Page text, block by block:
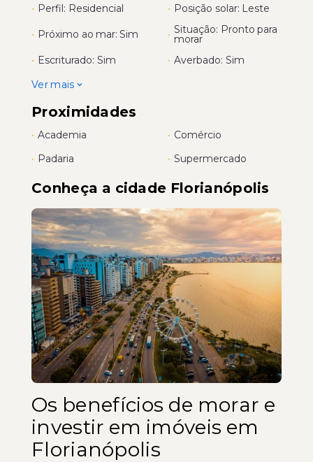
• Perfil: Residencial • Posição solar: Leste
• Próximo ao mar: Sim • Situação: Pronto para
morar
• Escriturado: Sim • Averbado: Sim
Ver mais
Proximidades
• Academia • Comércio
• Padaria • Supermercado
Conheça a cidade Florianópolis
Os benefícios de morar e
investir em imóveis em
Florianópolis